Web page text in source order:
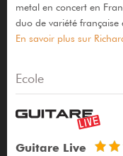
metal en concert en
duo de variété
En savoir plus sur
Ecole
Guitare Live